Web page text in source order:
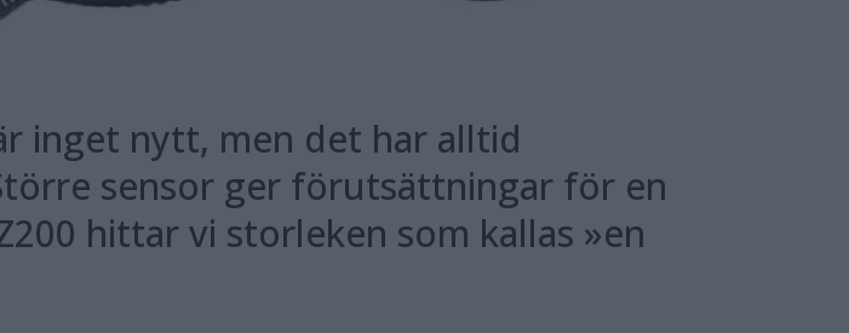
inget nytt, men det har alltid
sensor ger förutsättningar för en
hittar vi storleken som kallas »en